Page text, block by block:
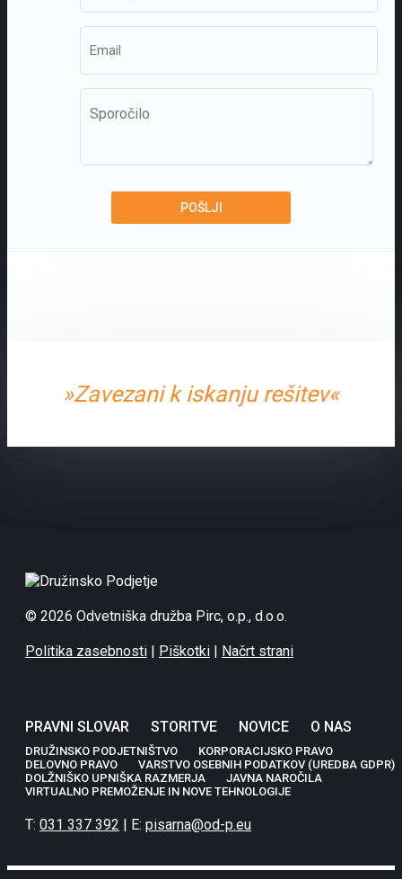
»Zavezani k iskanju rešitev«
© 2026 Odvetniška družba Pirc, o.p., d.o.o.
Politika zasebnosti | Piškotki | Načrt strani
PRAVNI SLOVAR STORITVE NOVICE O NAS
DRUŽINSKO PODJETNIŠTVO
KORPORACIJSKO PRAVO
DELOVNO PRAVO
VARSTVO OSEBNIH PODATKOV (UREDBA GDPR)
DOLŽNIŠKO UPNIŠKA RAZMERJA
JAVNA NAROČILA
VIRTUALNO PREMOŽENJE IN NOVE TEHNOLOGIJE
T: 031 337 392 | E: pisarna@od-p.eu